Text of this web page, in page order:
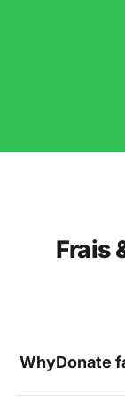
Frais
WhyDonate